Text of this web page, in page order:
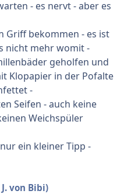
- es nervt - aber es
Griff bekommen - es ist
nicht mehr womit -
geholfen und
Klopapier in der Pofalte
-
Seifen - auch keine
Weichspüler
ein kleiner Tipp -
von Bibi)